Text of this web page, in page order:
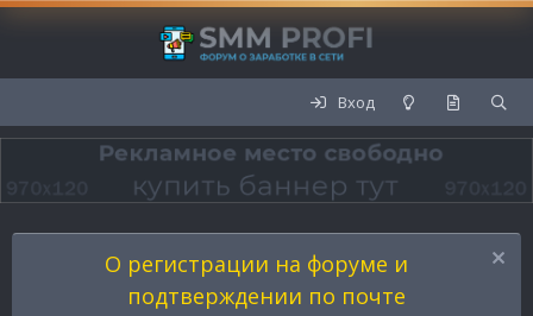
Вход
О регистрации на форуме и
подтверждении по почте